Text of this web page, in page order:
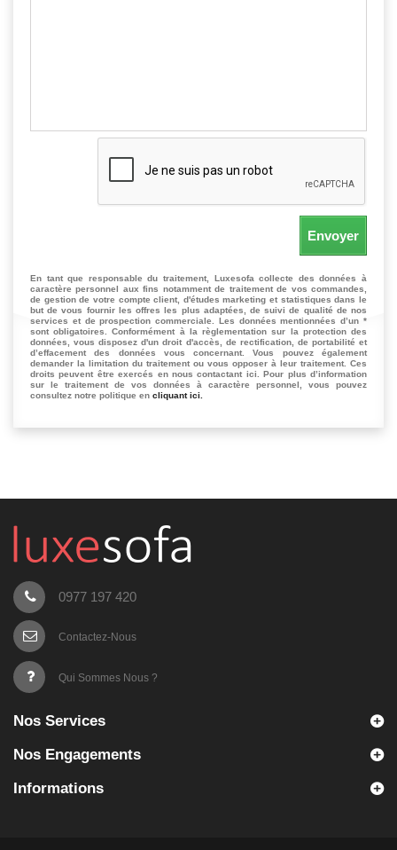
Envoyer
En tant que responsable du traitement, Luxesofa collecte des données à
caractère personnel aux fins notamment de traitement de vos commandes,
de gestion de votre compte client, d'études marketing et statistiques dans le
but de vous fournir les offres les plus adaptées, de suivi de qualité de nos
services et de prospection commerciale. Les données mentionnées d’un *
sont obligatoires. Conformément à la règlementation sur la protection des
données, vous disposez d'un droit d'accès, de rectification, de portabilité et
d’effacement des données vous concernant. Vous pouvez également
demander la limitation du traitement ou vous opposer à leur traitement. Ces
droits peuvent être exercés en nous contactant ici. Pour plus d’information
sur le traitement de vos données à caractère personnel, vous pouvez
consultez notre politique en cliquant ici.
0977 197 420
Contactez-Nous
Qui Sommes Nous ?
Nos Services
Nos Engagements
Informations